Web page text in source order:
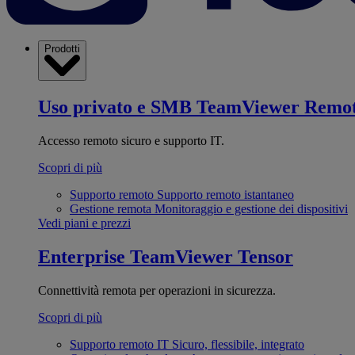
Prodotti
Uso privato e SMB TeamViewer
Accesso remoto sicuro e supporto IT.
Scopri di più
Supporto remoto Supporto remoto istantaneo
Gestione remota Monitoraggio e gestione dei dispositivi
Vedi piani e prezzi
Enterprise TeamViewer Tensor
Connettività remota per operazioni in sicurezza.
Scopri di più
Supporto remoto IT Sicuro, flessibile, integrato